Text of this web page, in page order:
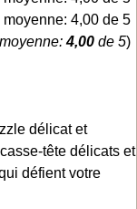
4,00 de 5)
délicat et
tête délicats et
défient votre